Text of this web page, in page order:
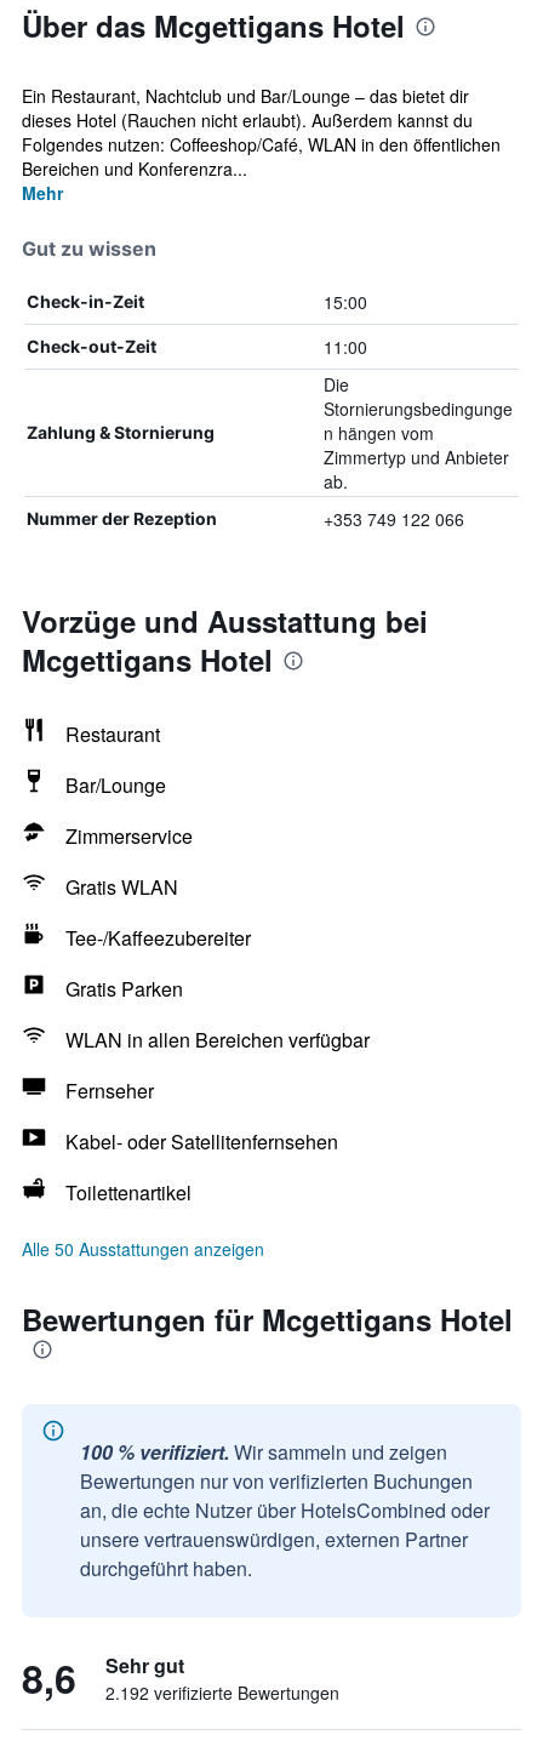
Über das Mcgettigans Hotel
Ein Restaurant, Nachtclub und Bar/Lounge – das bietet dir
dieses Hotel (Rauchen nicht erlaubt). Außerdem kannst du
Folgendes nutzen: Coffeeshop/Café, WLAN in den öffentlichen
Bereichen und Konferenzra...
Mehr
Gut zu wissen
Check-in-Zeit 15:00
Check-out-Zeit 11:00
Zahlung & Stornierung
Die
Stornierungsbedingunge
n hängen vom
Zimmertyp und Anbieter
ab.
Nummer der Rezeption +353 749 122 066
Vorzüge und Ausstattung bei
Mcgettigans Hotel
Restaurant
Bar/Lounge
Zimmerservice
Gratis WLAN
Tee-/Kaffeezubereiter
Gratis Parken
WLAN in allen Bereichen verfügbar
Fernseher
Kabel- oder Satellitenfernsehen
Toilettenartikel
Alle 50 Ausstattungen anzeigen
Bewertungen für Mcgettigans Hotel
100 % verifiziert. Wir sammeln und zeigen
Bewertungen nur von verifizierten Buchungen
an, die echte Nutzer über HotelsCombined oder
unsere vertrauenswürdigen, externen Partner
durchgeführt haben.
8,6 Sehr gut
2.192 verifizierte Bewertungen